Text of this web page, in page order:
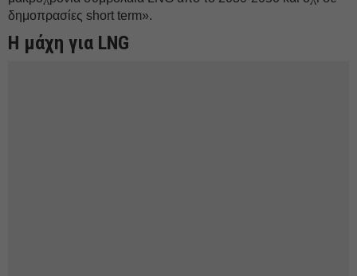
δημοπρασίες short term».
Η μάχη για LNG